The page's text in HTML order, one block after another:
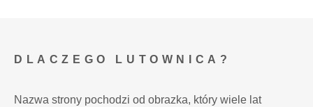
DLACZEGO LUTOWNICA?
Nazwa strony pochodzi od obrazka, który wiele lat